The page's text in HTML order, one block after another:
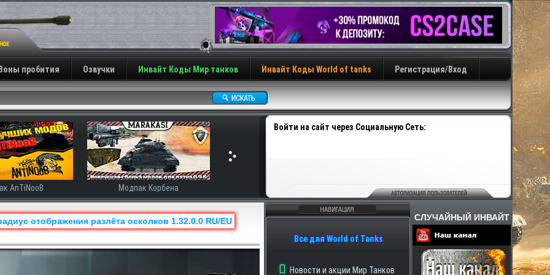
пробития Озвучки Инвайт Коды Мир танков Инвайт Коды World of tanks Регистрация/Вход
Войти на сайт через Социальную Сеть:
AnTiNooB Модпак Корбена
СЛУЧАЙНЫЙ ИНВАЙТ
Партнеры
Навигация
Все для World of Tanks
Новости и акции Мир Танков
отображения разлёта осколков 1.32.0.0 RU/EU